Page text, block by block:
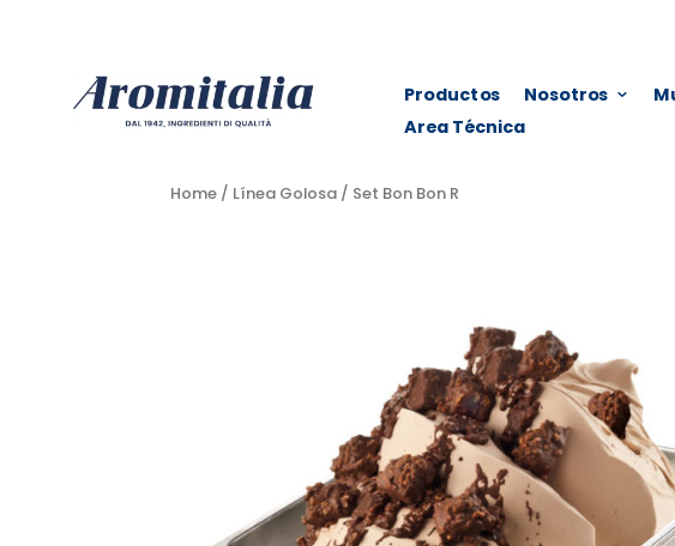
Productos Nosotros
Area Técnica
Home / Línea Golosa / Set Bon Bon R